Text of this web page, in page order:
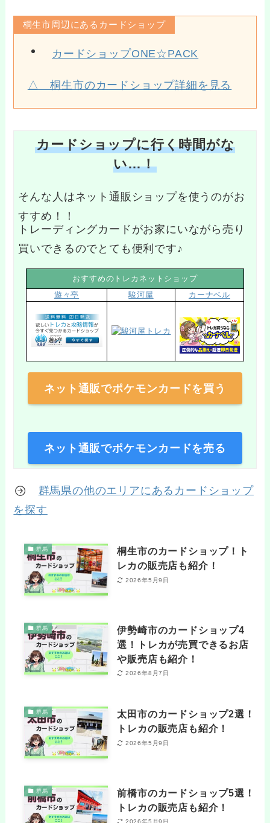
桐生市周辺にあるカードショップ
カードショップONE☆PACK
△ 桐生市のカードショップ詳細を見る
カードショップに行く時間がな
い…！
そんな人はネット通販ショップを使うのがお
すすめ！！
トレーディングカードがお家にいながら売り
買いできるのでとても便利です♪
おすすめのトレカネットショップ
遊々亭
駿河屋 カーナベル
ネット通販でポケモンカードを買う
ネット通販でポケモンカードを売る
群馬県の他のエリアにあるカードショップ
を探す
群馬
桐生市のカードショップ！ト
レカの販売店も紹介！
2026年5月9日
群馬
伊勢崎市のカードショップ4
選！トレカが売買できるお店
や販売店も紹介！
2026年8月7日
群馬
太田市のカードショップ2選！
トレカの販売店も紹介！
2026年5月9日
群馬
前橋市のカードショップ5選！
トレカの販売店も紹介！
2026年5月9日